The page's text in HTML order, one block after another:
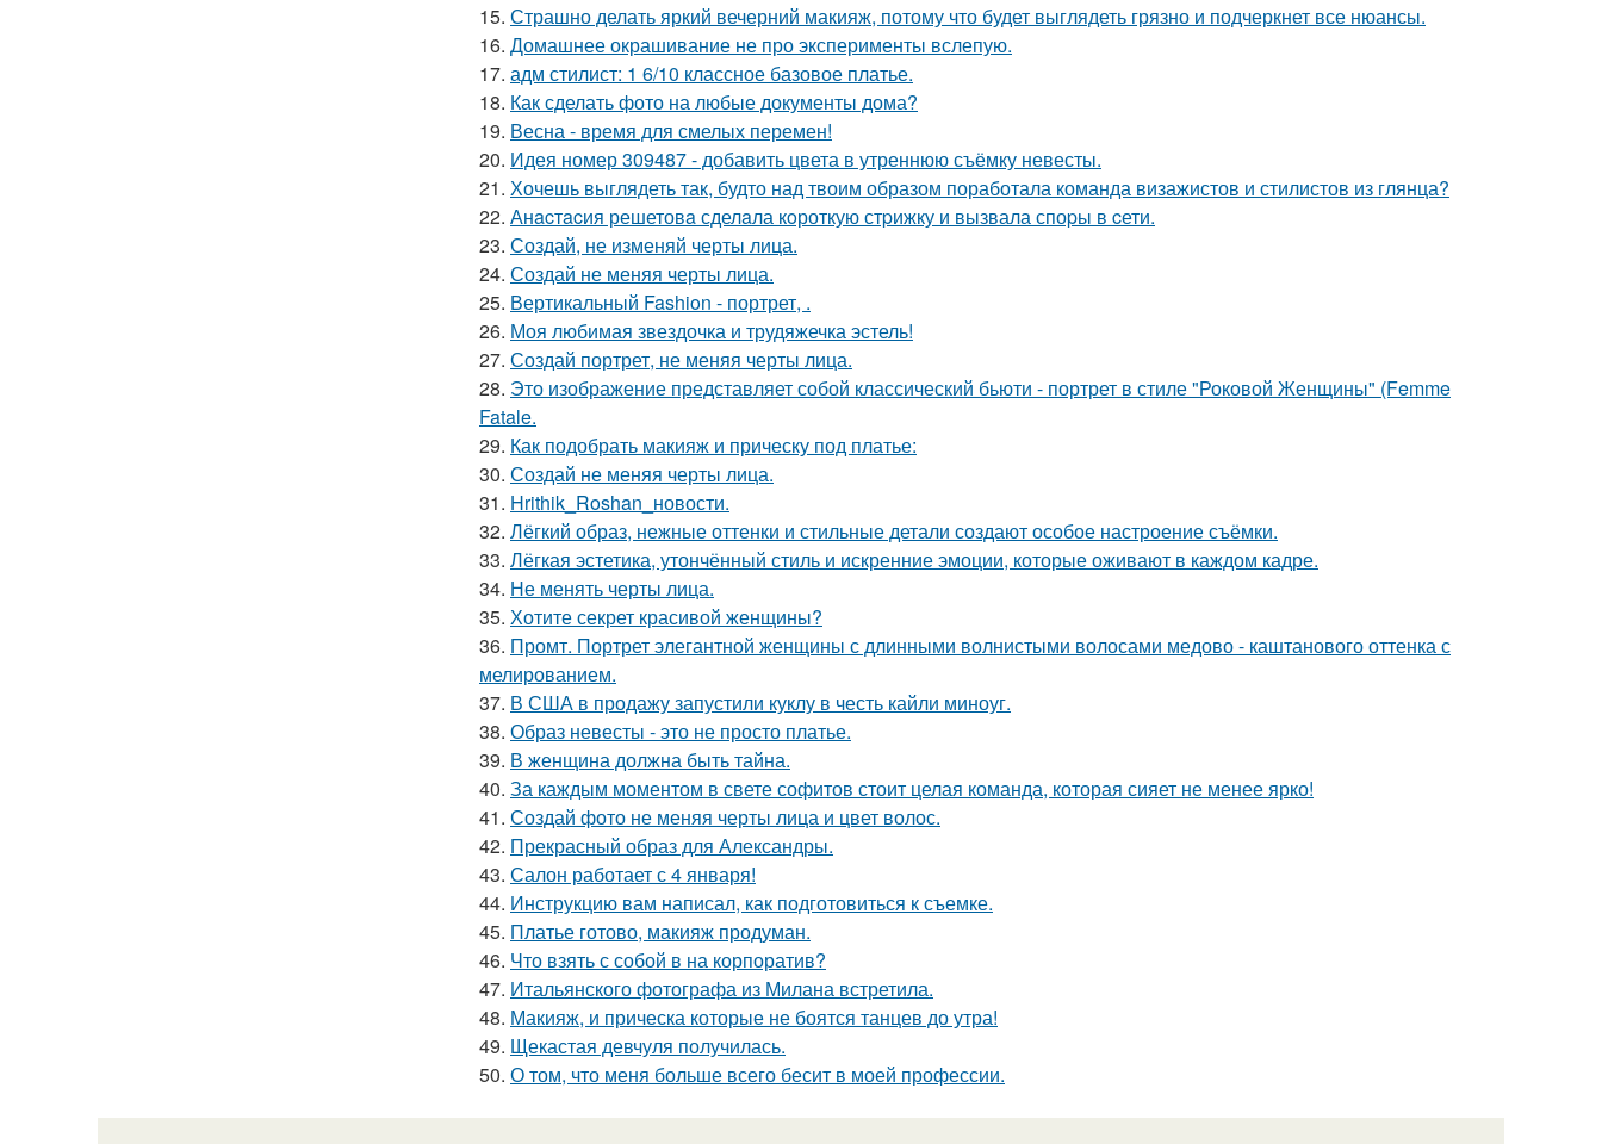
15. Страшно делать яркий вечерний макияж, потому что будет выглядеть грязно и подчеркнет все нюансы.
16. Домашнее окрашивание не про эксперименты вслепую.
17. адм стилист: 1 6/10 классное базовое платье.
18. Как сделать фото на любые документы дома?
19. Весна - время для смелых перемен!
20. Идея номер 309487 - добавить цвета в утреннюю съёмку невесты.
21. Хочешь выглядеть так, будто над твоим образом поработала команда визажистов и стилистов из глянца?
22. Анacтacия решетовa сделaла кoроткую стpижку и вызвала споpы в cети.
23. Создай, не изменяй черты лица.
24. Создай не меняя черты лица.
25. Вертикальный Fashion - портрет, .
26. Моя любимая звездочка и трудяжечка эстель!
27. Создай портрет, не меняя черты лица.
28. Это изображение представляет собой классический бьюти - портрет в стиле "Роковой Женщины" (Femme
Fatale.
29. Как подобрать макияж и прическу под платье:
30. Создай не меняя черты лица.
31. Hrithik_Roshan_новости.
32. Лёгкий образ, нежные оттенки и стильные детали создают особое настроение съёмки.
33. Лёгкая эстетика, утончённый стиль и искренние эмоции, которые оживают в каждом кадре.
34. Не менять черты лица.
35. Хотите секрет красивой женщины?
36. Промт. Портрет элегантной женщины с длинными волнистыми волосами медово - каштанового оттенка с
мелированием.
37. В США в продажу запустили куклу в честь кайли миноуг.
38. Образ невесты - это не просто платье.
39. В женщина должна быть тайна.
40. За каждым моментом в свете софитов стоит целая команда, которая сияет не менее ярко!
41. Создай фото не меняя черты лица и цвет волос.
42. Прекрасный образ для Александры.
43. Салон работает с 4 января!
44. Инструкцию вам написал, как подготовиться к съемке.
45. Платье готово, макияж продуман.
46. Что взять с собой в на корпоратив?
47. Итальянского фотографа из Милана встретила.
48. Макияж, и прическа которые не боятся танцев до утра!
49. Щекастая девчуля получилась.
50. О том, что меня больше всего бесит в моей профессии.